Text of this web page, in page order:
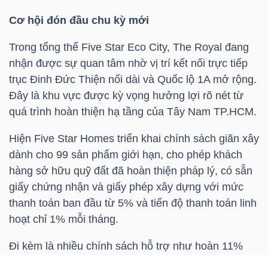
Cơ hội đón đầu chu kỳ mới
Trong tổng thể Five Star Eco City, The Royal đang
nhận được sự quan tâm nhờ vị trí kết nối trực tiếp
trục Đinh Đức Thiện nối dài và Quốc lộ 1A mở rộng.
Đây là khu vực được kỳ vọng hưởng lợi rõ nét từ
quá trình hoàn thiện hạ tầng của Tây Nam TP.HCM.
Hiện Five Star Homes triển khai chính sách giãn xây
dành cho 99 sản phẩm giới hạn, cho phép khách
hàng sở hữu quỹ đất đã hoàn thiện pháp lý, có sẵn
giấy chứng nhận và giấy phép xây dựng với mức
thanh toán ban đầu từ 5% và tiến độ thanh toán linh
hoạt chỉ 1% mỗi tháng.
Đi kèm là nhiều chính sách hỗ trợ như hoàn 11%
TIÊU
DÙNG
THIẾT
CHĂM
SÓC
KHỎE